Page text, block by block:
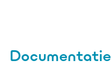
Documentatie